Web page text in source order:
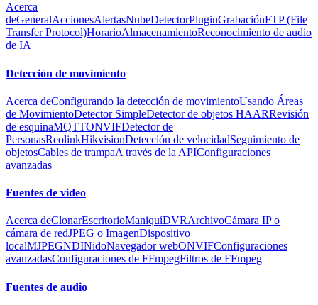
Acerca
deGeneralAccionesAlertasNubeDetectorPluginGrabaciónFTP (File
Transfer Protocol)HorarioAlmacenamientoReconocimiento de audio
de IA
Detección de movimiento
Acerca deConfigurando la detección de movimientoUsando Áreas
de MovimientoDetector SimpleDetector de objetos HAARRevisión
de esquinaMQTTONVIFDetector de
PersonasReolinkHikvisionDetección de velocidadSeguimiento de
objetosCables de trampaA través de la APIConfiguraciones
avanzadas
Fuentes de video
Acerca deClonarEscritorioManiquíDVRArchivoCámara IP o
cámara de redJPEG o ImagenDispositivo
localMJPEGNDINidoNavegador webONVIFConfiguraciones
avanzadasConfiguraciones de FFmpegFiltros de FFmpeg
Fuentes de audio